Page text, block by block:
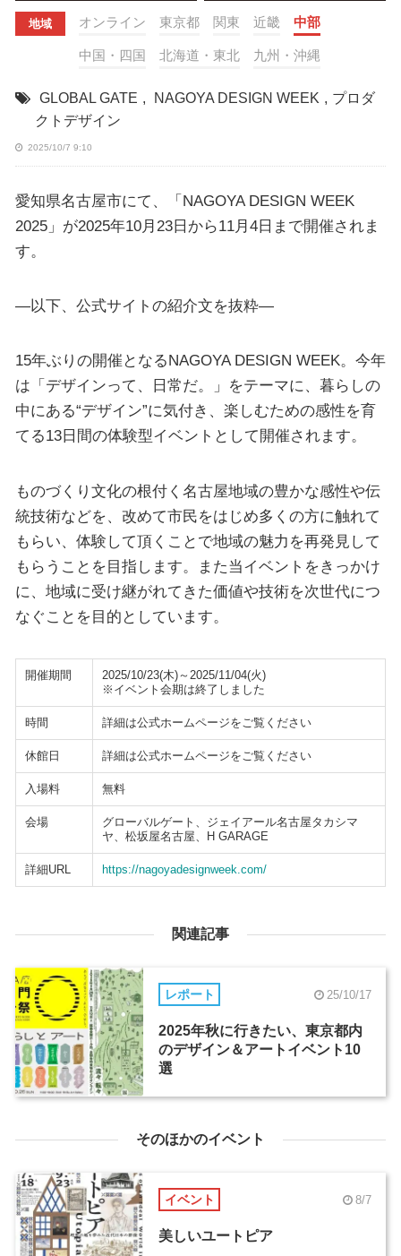
地域 オンライン 東京都 関東 近畿 中部
中国・四国 北海道・東北 九州・沖縄
GLOBAL GATE , NAGOYA DESIGN WEEK , プロダ
クトデザイン
2025/10/7 9:10
愛知県名古屋市にて、「NAGOYA DESIGN WEEK
2025」が2025年10月23日から11月4日まで開催されま
す。
—以下、公式サイトの紹介文を抜粋—
15年ぶりの開催となるNAGOYA DESIGN WEEK。今年
は「デザインって、日常だ。」をテーマに、暮らしの
中にある“デザイン”に気付き、楽しむための感性を育
てる13日間の体験型イベントとして開催されます。
ものづくり文化の根付く名古屋地域の豊かな感性や伝
統技術などを、改めて市民をはじめ多くの方に触れて
もらい、体験して頂くことで地域の魅力を再発見して
もらうことを目指します。また当イベントをきっかけ
に、地域に受け継がれてきた価値や技術を次世代につ
なぐことを目的としています。
開催期間
2025/10/23(木)～2025/11/04(火)
※イベント会期は終了しました
時間 詳細は公式ホームページをご覧ください
休館日 詳細は公式ホームページをご覧ください
入場料 無料
会場
グローバルゲート、ジェイアール名古屋タカシマ
ヤ、松坂屋名古屋、H GARAGE
詳細URL https://nagoyadesignweek.com/
関連記事
レポート 25/10/17
2025年秋に行きたい、東京都内
のデザイン＆アートイベント10
選
そのほかのイベント
イベント 8/7
美しいユートピア